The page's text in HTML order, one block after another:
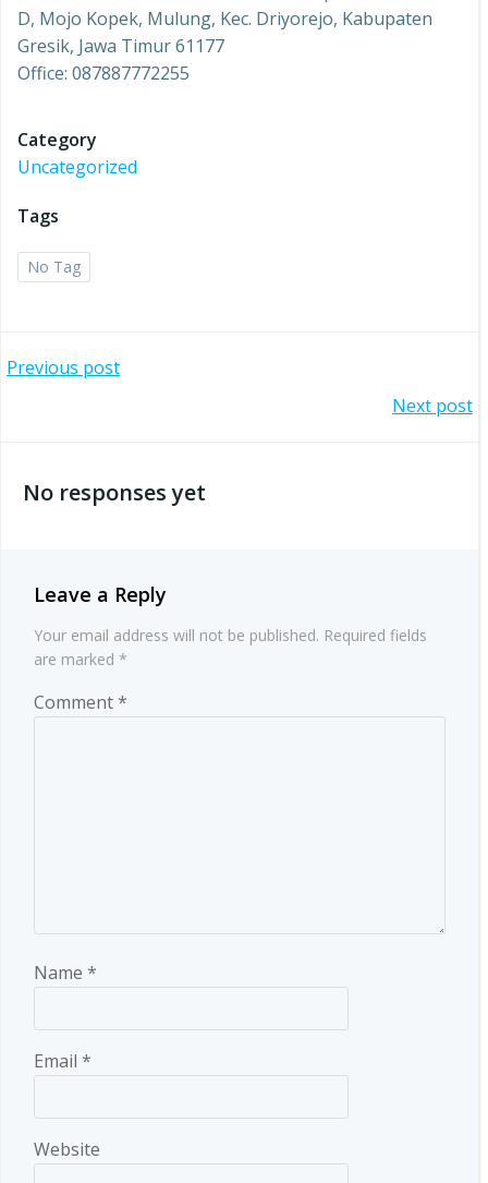
D, Mojo Kopek, Mulung, Kec. Driyorejo, Kabupaten
Gresik, Jawa Timur 61177
Office: 087887772255
Category
Uncategorized
Tags
No Tag
Post
Previous post
navigation
Next post
No responses yet
Leave a Reply
Your email address will not be published. Required fields
are marked *
Comment*
Name *
Email *
Website